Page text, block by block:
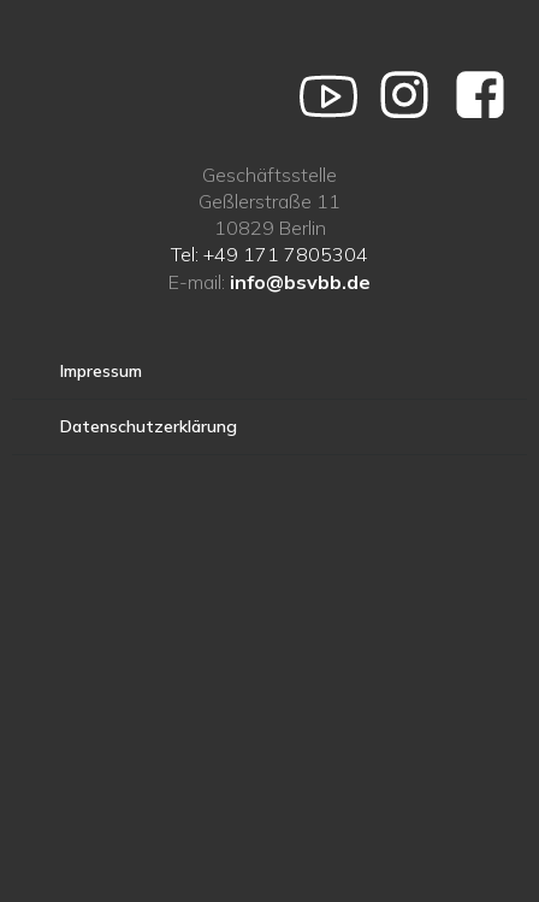
Geschäftsstelle
Geßlerstraße 11
10829 Berlin
Tel: +49 171 7805304
E-mail: info@bsvbb.de
Impressum
Datenschutzerklärung